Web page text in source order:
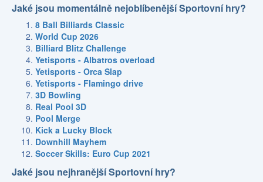
Jaké jsou momentálně nejoblíbenější Sportovní hry?
8 Ball Billiards Classic
World Cup 2026
Billiard Blitz Challenge
Yetisports - Albatros overload
Yetisports - Orca Slap
Yetisports - Flamingo drive
3D Bowling
Real Pool 3D
Pool Merge
Kick a Lucky Block
Downhill Mayhem
Soccer Skills: Euro Cup 2021
Jaké jsou nejhranější Sportovní hry?